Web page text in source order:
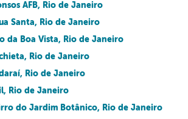
AFB, Rio de Janeiro
Santa, Rio de Janeiro
da Boa Vista, Rio de Janeiro
Rio de Janeiro
Rio de Janeiro
Rio de Janeiro
do Jardim Botânico, Rio de Janeiro